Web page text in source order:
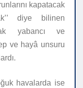
kapatacak
diye bilinen
yabancı ve
ve hayâ unsuru
havalarda ise